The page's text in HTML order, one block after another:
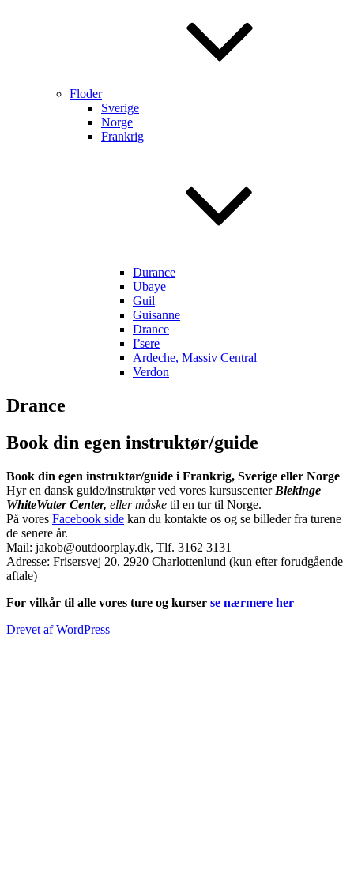
Floder
Sverige
Norge
Frankrig
Durance
Ubaye
Guil
Guisanne
Drance
I’sere
Ardeche, Massiv Central
Verdon
Drance
Book din egen instruktør/guide
Book din egen instruktør/guide i Frankrig, Sverige eller Norge
Hyr en dansk guide/instruktør ved vores kursuscenter Blekinge
WhiteWater Center, eller måske til en tur til Norge.
På vores Facebook side kan du kontakte os og se billeder fra turene
de senere år.
Mail: jakob@outdoorplay.dk, Tlf. 3162 3131
Adresse: Frisersvej 20, 2920 Charlottenlund (kun efter forudgående
aftale)
For vilkår til alle vores ture og kurser se nærmere her
Drevet af WordPress